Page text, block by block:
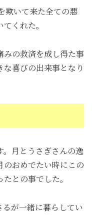
欺いて来た全ての悪
くれた。
みの救済を成し得た事
喜びの出来事となり
月とうさぎさんの逸
おめでたい時にこの
との事でした。
が一緒に暮らしてい